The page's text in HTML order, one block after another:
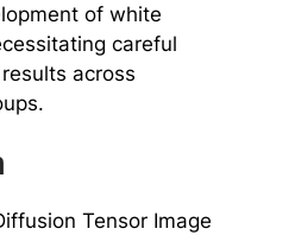
of white
careful
across
Tensor Image